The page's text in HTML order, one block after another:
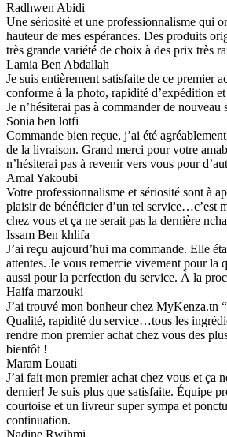
Radhwen Abidi
Une sériosité et une professionnalisme qui
hauteur de mes espérances. Des produits
très grande variété de choix à des prix très
Lamia Ben Abdallah
Je suis entièrement satisfaite de ce premier
conforme à la photo, rapidité d’expédition
Je n’hésiterai pas à commander de nouveau
Sonia ben lotfi
Commande bien reçue, j’ai été
de la livraison. Grand merci pour votre
n’hésiterai pas à revenir vers vous pour
Amal Yakoubi
Votre professionnalisme et sériosité sont à
plaisir de bénéficier d’un tel service…c’est
chez vous et ça ne serait pas la dernière
Issam Ben khlifa
J’ai reçu aujourd’hui ma commande. Elle
attentes. Je vous remercie vivement pour la
aussi pour la perfection du service. À la
Haifa marzouki
J’ai trouvé mon bonheur chez
Qualité, rapidité du service…tous les
rendre mon premier achat chez vous des
bientôt !
Maram Louati
J’ai fait mon premier achat chez vous et ça
dernier! Je suis plus que satisfaite. Équipe
courtoise et un livreur super sympa et
continuation.